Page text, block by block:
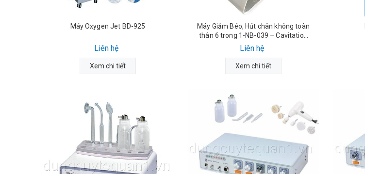
Máy Oxygen Jet BD-925
Liên hệ
Xem chi tiết
Máy Giảm Béo, Hút chân không toàn
thân 6 trong 1-NB-039 – Cavitation
Lipo RF Slimming Laser
Liên hệ
Xem chi tiết